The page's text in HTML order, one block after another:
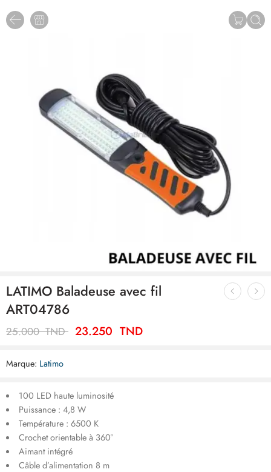
LATIMO Baladeuse avec fil
ART04786
25.000TND 23.250 TND
Marque: Latimo
100 LED haute luminosité
Puissance : 4,8 W
Température : 6500 K
Crochet orientable à 360°
Aimant intégré
Câble d’alimentation 8 m